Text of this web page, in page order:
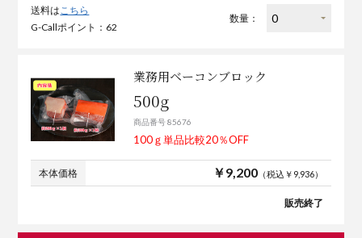
送料は こちら
G-Callポイント：62
数量：
業務用ベーコンブロック
500g
商品番号 85676
100ｇ単品比較20％OFF
本体価格 ￥9,200（税込￥9,936）
販売終了